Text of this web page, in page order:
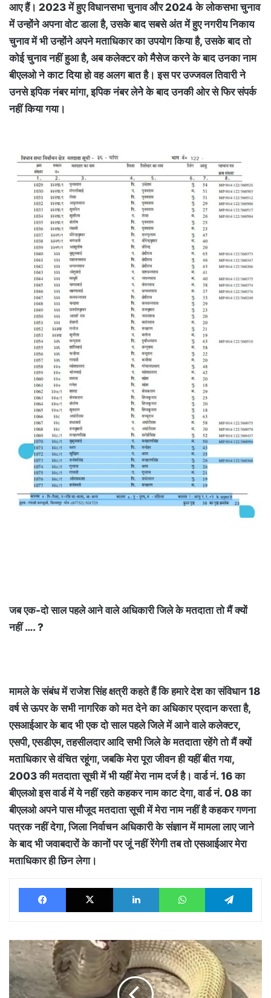
आए हैं। 2023 में हुए विधानसभा चुनाव और 2024 के लोकसभा चुनाव
में उन्होंने अपना वोट डाला है, उसके बाद सबसे अंत में हुए नगरीय निकाय
चुनाव में भी उन्होंने अपने मताधिकार का उपयोग किया है, उसके बाद तो
कोई चुनाव नहीं हुआ है, अब कलेक्टर को मैसेज करने के बाद उनका नाम
बीएलओ ने काट दिया हो वह अलग बात है। इस पर उज्जवल तिवारी ने
उनसे इपिक नंबर मांगा, इपिक नंबर लेनेे के बाद उनकी ओर से फिर संपर्क
नहीं किया गया।
जब एक-दो साल पहले आने वाले अधिकारी जिले के मतदाता तो मैं क्यों
नहीं …. ?
मामले के संबंध में राजेश सिंह क्षत्री कहते हैं कि हमारे देश का संविधान 18
वर्ष से ऊपर के सभी नागरिक को मत देने का अधिकार प्रदान करता है,
एसआईआर के बाद भी एक दो साल पहले जिले में आने वाले कलेक्टर,
एसपी, एसडीएम, तहसीलदार आदि सभी जिले के मतदाता रहेंगे तो मैं क्यों
मताधिकार से वंचित रहूंगा, जबकि मेरा पूरा जीवन ही यहीं बीत गया,
2003 की मतदाता सूची में भी यहीं मेरा नाम दर्ज है। वार्ड नं. 16 का
बीएलओ इस वार्ड में ये नहीं रहते कहकर नाम काट देगा, वार्ड नं. 08 का
बीएलओ अपने पास मौजूद मतदाता सूची में मेरा नाम नहीं है कहकर गणना
पत्रक नहीं देगा, जिला निर्वाचन अधिकारी के संज्ञान में मामला लाए जाने
के बाद भी जवाबदारों के कानों पर जूं नहीं रेंगेगी तब तो एसआईआर मेरा
मताधिकार ही छिन लेगा।
Facebook X LinkedIn WhatsApp
कोबरा
का
किया